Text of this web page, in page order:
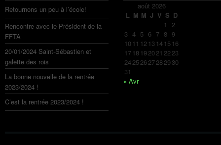
Retournons un peu à l’école!
Rencontre avec le Président de la
FFTA
20/01/2024 Saint-Sébastien et
galette des rois
La bonne nouvelle de la rentrée
2023/2024 !
C’est la rentrée 2023/2024 !
août 2026
L M M J V S D
1 2
3 4 5 6 7 8 9
10 11 12 13 14 15 16
17 18 192021 2223
24252627282930
31
« Avr